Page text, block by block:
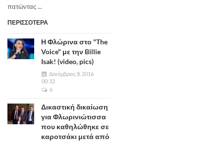
πατώντας ...
ΠΕΡΙΣΣΟΤΕΡΑ
Η Φλώρινα στο "The
Voice" με την Billie
Isak! (video, pics)
Δεκέμβριος 8, 2016
00:32
6
Δικαστική δικαίωση
για Φλωρινιώτισσα
που καθηλώθηκε σε
καροτσάκι μετά από